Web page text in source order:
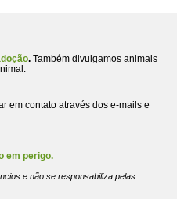
. Também divulgamos animais
em contato através dos e-mails e
em perigo.
e não se responsabiliza pelas